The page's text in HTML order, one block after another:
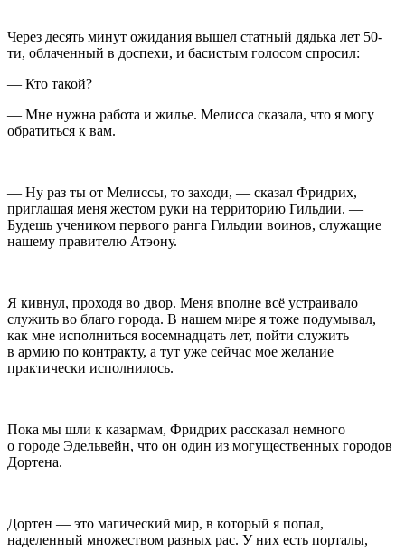
Через десять минут ожидания вышел статный дядька лет 50-
ти, облаченный в доспехи, и басистым голосом спросил:
— Кто такой?
— Мне нужна работа и жилье. Мелисса сказала, что я могу
обратиться к вам.
— Ну раз ты от Мелиссы, то заходи, — сказал Фридрих,
приглашая меня жестом руки на территорию Гильдии. —
Будешь учеником первого ранга Гильдии воинов, служащие
нашему правителю Атэону.
Я кивнул, проходя во двор. Меня вполне всё устраивало
служить во благо города. В нашем мире я тоже подумывал,
как мне исполниться восемнадцать лет, пойти служить
в армию по контракту, а тут уже сейчас мое желание
практически исполнилось.
Пока мы шли к казармам, Фридрих рассказал немного
о городе Эдельвейн, что он один из могущественных городов
Дортена.
Дортен — это магический мир, в который я попал,
наделенный множеством разных рас. У них есть порталы,